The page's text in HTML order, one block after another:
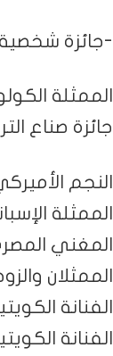
-جائزة شخصية
الممثلة
جائزة صناع
النجم
الممثلة
المغني
الممثلان
الفنانة
الفنانة